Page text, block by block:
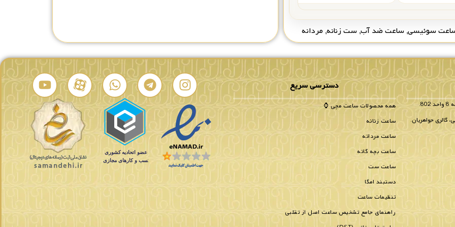
سوئیسی, ساعت ضد آب, ست زنانه, مردانه
گالری جواهریان.
دسترسی سریع
همه محصولات ساعت مچی ⌚
ساعت زنانه
ساعت مردانه
ساعت بچه گانه
ساعت ست
دستبند امگا
تنظیمات ساعت
راهنمای جامع تشخیص ساعت اصل از تقلبی